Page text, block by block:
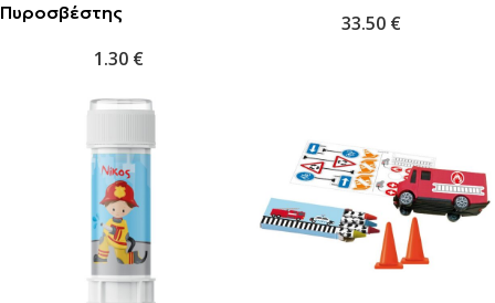
Πυροσβέστης
1.30 €
33.50 €